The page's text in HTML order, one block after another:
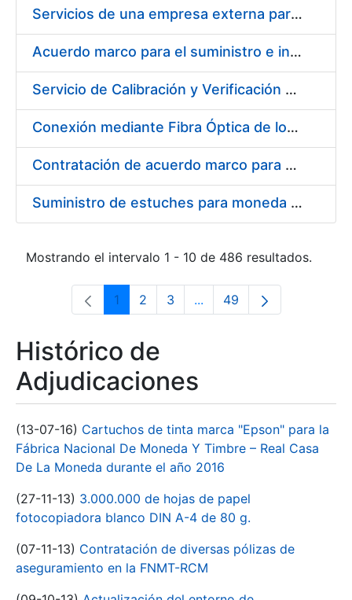
Servicios de una empresa externa para el asesoramiento y resolución de los recursos de alzada que se presentan relacionados con procesos de selección para la FNMT-RCM
Acuerdo marco para el suministro e instalación de persianas, estores y otros complementos
Servicio de Calibración y Verificación Externa de los Equipos de Medición del Servicio de Prevención de la FNMT-RCM
Conexión mediante Fibra Óptica de los Centros de Proceso de Datos (CPDs) de las sedes de la FNMT-RCM de Burgos y Madrid
Contratación de acuerdo marco para el Suministro de Material de Electricidad para la Fábrica Nacional de Moneda y Timbre-Real Casa de la Moneda en su centro de trabajo de Burgos
Suministro de estuches para moneda de 30 €
Mostrando el intervalo 1 - 10 de 486 resultados.
Página
1 Página
2 Página
3 ...Páginas intermedias Use
Página
49
Histórico de
Adjudicaciones
(13-07-16) Cartuchos de tinta marca "Epson" para la
Fábrica Nacional De Moneda Y Timbre – Real Casa
De La Moneda durante el año 2016
(27-11-13) 3.000.000 de hojas de papel
fotocopiadora blanco DIN A-4 de 80 g.
(07-11-13) Contratación de diversas pólizas de
aseguramiento en la FNMT-RCM